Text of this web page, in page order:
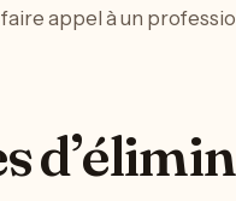
appel à un